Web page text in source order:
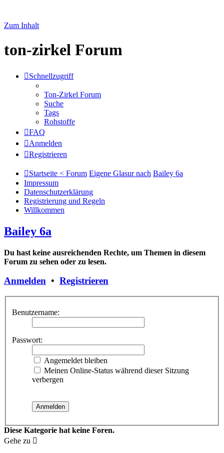
Zum Inhalt
ton-zirkel Forum
Schnellzugriff
Ton-Zirkel Forum
Suche
Tags
Rohstoffe
FAQ
Anmelden
Registrieren
Startseite < Forum Eigene Glasur nach Bailey 6a
Impressum
Datenschutzerklärung
Registrierung und Regeln
Willkommen
Bailey 6a
Du hast keine ausreichenden Rechte, um Themen in diesem
Forum zu sehen oder zu lesen.
Anmelden • Registrieren
Benutzername:
Passwort:
Angemeldet bleiben
Meinen Online-Status während dieser Sitzung
verbergen
Diese Kategorie hat keine Foren.
Gehe zu